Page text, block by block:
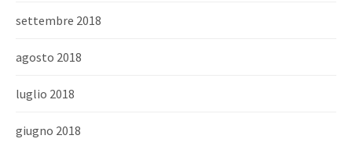
settembre 2018
agosto 2018
luglio 2018
giugno 2018